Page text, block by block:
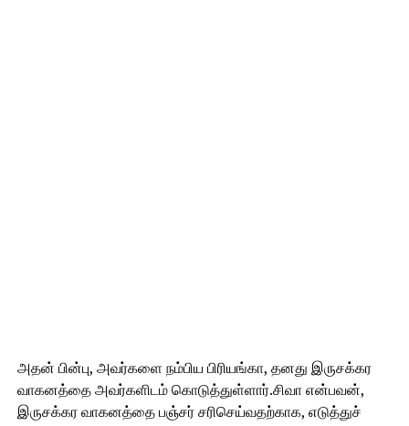
அதன் பின்பு, அவர்களை நம்பிய பிரியங்கா, தனது இருசக்கர
வாகனத்தை அவர்களிடம் கொடுத்துள்ளார்.சிவா என்பவன்,
இருசக்கர வாகனத்தை பஞ்சர் சரிசெய்வதற்காக, எடுத்துச்